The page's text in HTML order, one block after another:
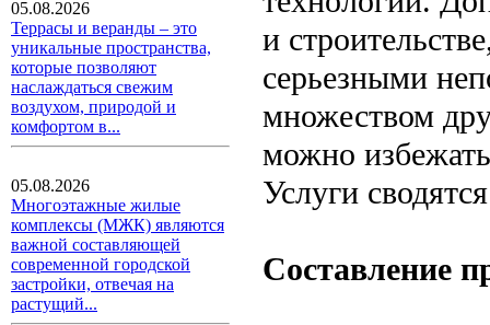
05.08.2026
Террасы и веранды – это
уникальные пространства,
которые позволяют
наслаждаться свежим
воздухом, природой и
комфортом в...
05.08.2026
Многоэтажные жилые
комплексы (МЖК) являются
важной составляющей
современной городской
застройки, отвечая на
растущий...
и
серьезными
множеством
можно
Услуги
Составление